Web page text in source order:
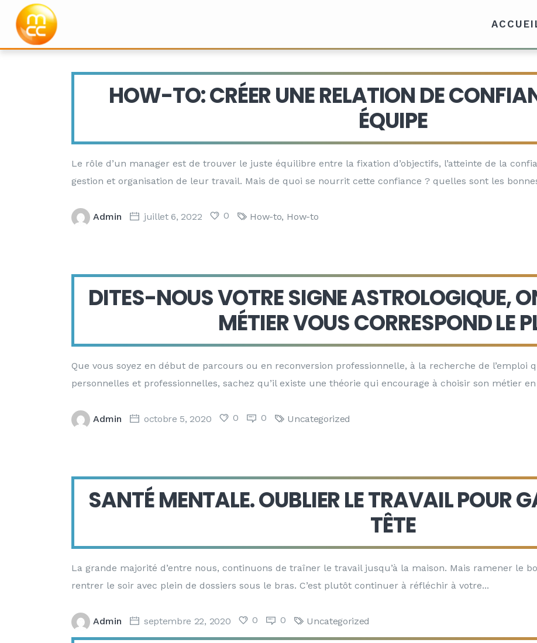
HOW-TO: CRÉER UNE RELATION DE
ÉQUIPE
Le rôle d’un manager est de trouver le juste équilibre entre la fixation d’objectifs, l’atteinte de la
gestion et organisation de leur travail. Mais de quoi se nourrit cette confiance ? quelles sont les
Admin juillet 6, 2022 0 How-to, How-to
DITES-NOUS VOTRE SIGNE ASTROLOGIQUE,
MÉTIER VOUS CORRESPOND LE
Que vous soyez en début de parcours ou en reconversion professionnelle, à la recherche de l’emploi
personnelles et professionnelles, sachez qu’il existe une théorie qui encourage à choisir son métier
Admin octobre 5, 2020 0 0 Uncategorized
SANTÉ MENTALE. OUBLIER LE TRAVAIL POUR
TÊTE
La grande majorité d’entre nous, continuons de traîner le travail jusqu’à la maison. Mais ramener le
rentrer le soir avec plein de dossiers sous le bras. C’est plutôt continuer à réfléchir à votre
Admin septembre 22, 2020 0 0 Uncategorized